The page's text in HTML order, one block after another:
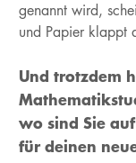
genannt wird,
und Papier klappt
Und trotzdem
wo sind Sie
für deinen